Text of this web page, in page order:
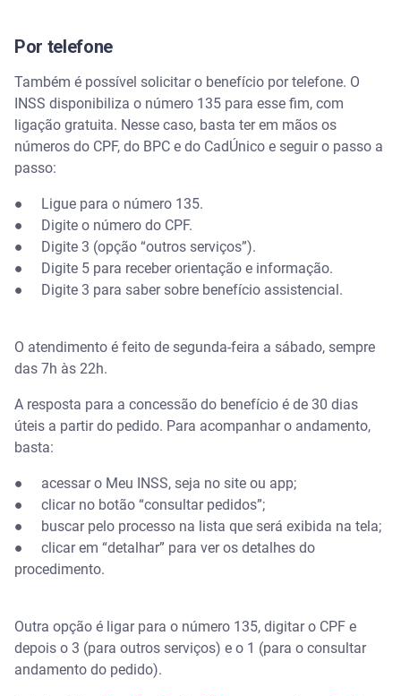
Por telefone
Também é possível solicitar o benefício por telefone. O
INSS disponibiliza o número 135 para esse fim, com
ligação gratuita. Nesse caso, basta ter em mãos os
números do CPF, do BPC e do CadÚnico e seguir o passo a
passo:
● Ligue para o número 135.
● Digite o número do CPF.
● Digite 3 (opção “outros serviços”).
● Digite 5 para receber orientação e informação.
● Digite 3 para saber sobre benefício assistencial.
O atendimento é feito de segunda-feira a sábado, sempre
das 7h às 22h.
A resposta para a concessão do benefício é de 30 dias
úteis a partir do pedido. Para acompanhar o andamento,
basta:
● acessar o Meu INSS, seja no site ou app;
● clicar no botão “consultar pedidos”;
● buscar pelo processo na lista que será exibida na tela;
● clicar em “detalhar” para ver os detalhes do
procedimento.
Outra opção é ligar para o número 135, digitar o CPF e
depois o 3 (para outros serviços) e o 1 (para o consultar
andamento do pedido).